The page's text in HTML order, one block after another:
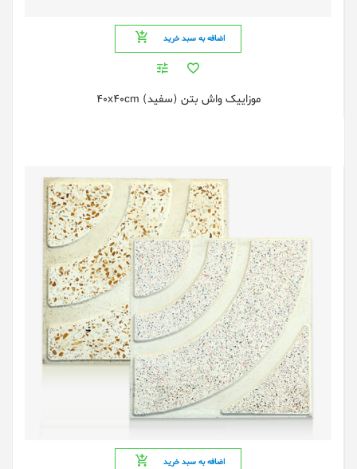
اضافه به سبد خرید
موزایيک واش بتن (سفید) 40x40cm
اضافه به سبد خرید